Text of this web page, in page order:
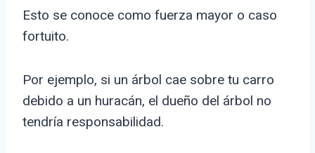
Esto se conoce como fuerza mayor o caso
fortuito.
Por ejemplo, si un árbol cae sobre tu carro
debido a un huracán, el dueño del árbol no
tendría responsabilidad.